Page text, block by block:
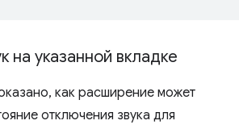
на указанной вкладке
как расширение может
отключения звука для